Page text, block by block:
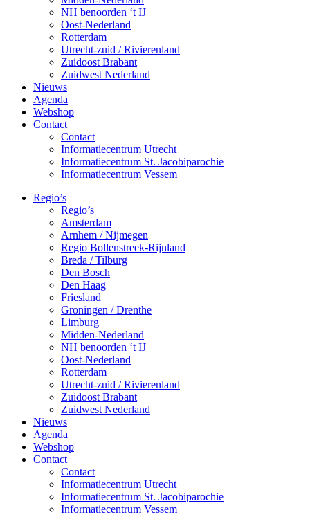
NH benoorden ‘t IJ
Oost-Nederland
Rotterdam
Utrecht-zuid / Rivierenland
Zuidoost Brabant
Zuidwest Nederland
Nieuws
Agenda
Webshop
Contact
Contact
Informatiecentrum Utrecht
Informatiecentrum St. Jacobiparochie
Informatiecentrum Vessem
Regio’s
Regio’s
Amsterdam
Arnhem / Nijmegen
Regio Bollenstreek-Rijnland
Breda / Tilburg
Den Bosch
Den Haag
Friesland
Groningen / Drenthe
Limburg
Midden-Nederland
NH benoorden ‘t IJ
Oost-Nederland
Rotterdam
Utrecht-zuid / Rivierenland
Zuidoost Brabant
Zuidwest Nederland
Nieuws
Agenda
Webshop
Contact
Contact
Informatiecentrum Utrecht
Informatiecentrum St. Jacobiparochie
Informatiecentrum Vessem